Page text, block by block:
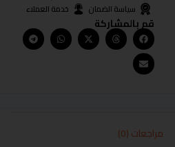
سياسة الضمان
خدمة العملاء
قم بالمشاركة
مراجعات (0)